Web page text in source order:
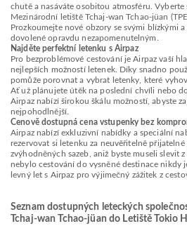
chutě a nasáváte osobitou atmosféru.
Mezinárodní letiště Tchaj-wan Tchao-jüan
Prozkoumejte nové obzory se svými blízkými
dovolené opravdu nezapomenutelným.
Najděte perfektní letenku s Airpaz
Pro bezproblémové cestování je Airpaz vaší
nejlepších možností letenek. Díky snadno
pomůže porovnat a vybrat letenky, které
Ať už plánujete útěk na poslední chvíli nebo
Airpaz nabízí širokou škálu možností, abyste
nejpohodlnější.
Cenově dostupná cena vstupenky bez
Airpaz nabízí exkluzivní nabídky a speciální
rezervovat si letenku za neuvěřitelně
zvýhodněných sazeb, aniž byste museli slevit
nebylo cestování do vysněné destinace nikdy
levný let s Airpaz pro výjimečný zážitek z
Seznam dostupných leteckých
Tchaj-wan Tchao-jüan do Letiště Tokio